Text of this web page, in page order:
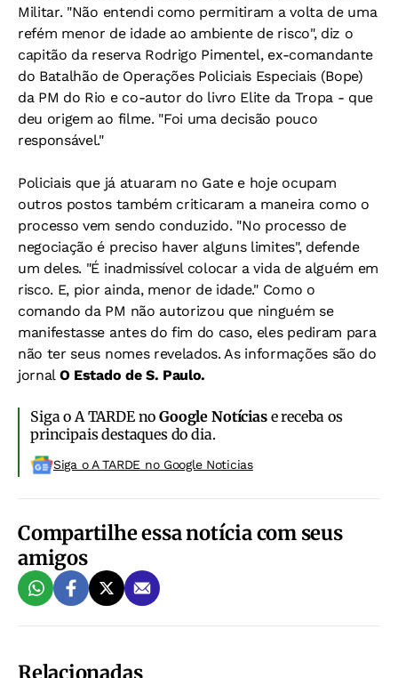
Militar. "Não entendi como permitiram a volta de uma
refém menor de idade ao ambiente de risco", diz o
capitão da reserva Rodrigo Pimentel, ex-comandante
do Batalhão de Operações Policiais Especiais (Bope)
da PM do Rio e co-autor do livro Elite da Tropa - que
deu origem ao filme. "Foi uma decisão pouco
responsável."
Policiais que já atuaram no Gate e hoje ocupam
outros postos também criticaram a maneira como o
processo vem sendo conduzido. "No processo de
negociação é preciso haver alguns limites", defende
um deles. "É inadmissível colocar a vida de alguém em
risco. E, pior ainda, menor de idade." Como o
comando da PM não autorizou que ninguém se
manifestasse antes do fim do caso, eles pediram para
não ter seus nomes revelados. As informações são do
jornal O Estado de S. Paulo.
Siga o A TARDE noGoogle Notíciase receba os
principais destaques do dia.
Siga o A TARDE no Google Noticias
Compartilhe essa notícia com seus
amigos
Relacionadas